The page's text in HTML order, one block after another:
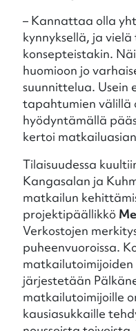
– Kannattaa olla
kynnyksellä, ja
konsepteistakin.
huomioon jo
suunnittelua. Usein
tapahtumien välillä
hyödyntämällä
kertoi
Tilaisuudessa
Kangasalan ja
matkailun
projektipäällikkö
Verkostojen
puheenvuoroissa.
matkailutoimijoiden
järjestetään
matkailutoimijoille
kausiasukkaille